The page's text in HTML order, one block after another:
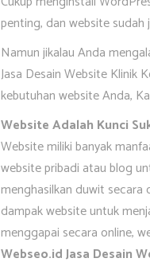
penting, dan website sudah
Namun jikalau Anda
Jasa Desain Website Klinik
kebutuhan website Anda,
Website Adalah Kunci
Website miliki banyak
website pribadi atau blog
menghasilkan duwit
dampak website untuk
menggapai secara online,
Webseo.id Jasa Desain